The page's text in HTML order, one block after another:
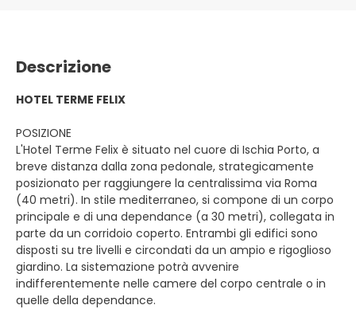
Descrizione
HOTEL TERME FELIX
POSIZIONE
L'Hotel Terme Felix è situato nel cuore di Ischia Porto, a
breve distanza dalla zona pedonale, strategicamente
posizionato per raggiungere la centralissima via Roma
(40 metri). In stile mediterraneo, si compone di un corpo
principale e di una dependance (a 30 metri), collegata in
parte da un corridoio coperto. Entrambi gli edifici sono
disposti su tre livelli e circondati da un ampio e rigoglioso
giardino. La sistemazione potrà avvenire
indifferentemente nelle camere del corpo centrale o in
quelle della dependance.